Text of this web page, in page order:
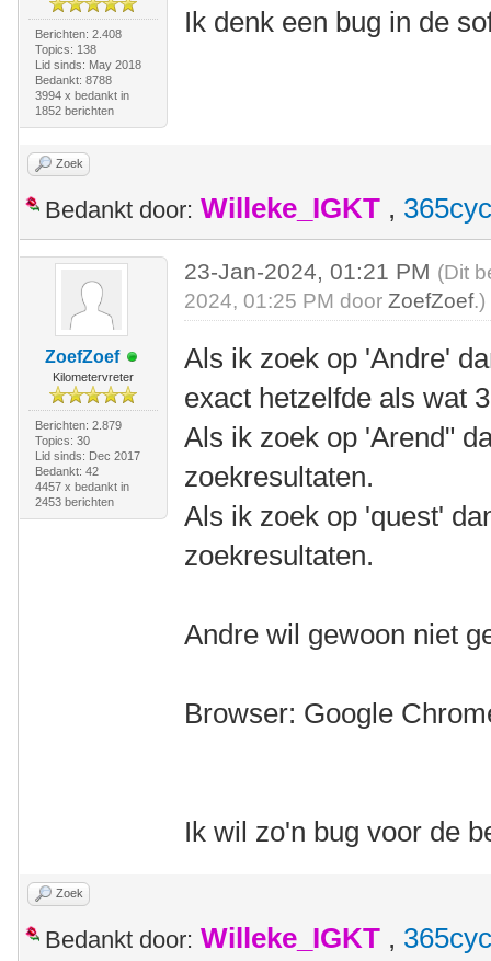
Berichten: 2.408
Topics: 138
Lid sinds: May 2018
Bedankt: 8788
3994 x bedankt in
1852 berichten
Ik denk een bug in de
Zoek
Bedankt door: Willeke_IGKT ,
ZoefZoef
Kilometervreter
Berichten: 2.879
Topics: 30
Lid sinds: Dec 2017
Bedankt: 42
4457 x bedankt in
2453 berichten
23-Jan-2024, 01:21 PM (Dit
2024, 01:25 PM doorZoefZoef.)
Als ik zoek op 'Andre'
exact hetzelfde als wat
Als ik zoek op 'Arend"
zoekresultaten.
Als ik zoek op 'quest'
zoekresultaten.
Andre wil gewoon niet
Browser: Google
Ik wil zo'n bug voor de
Zoek
Bedankt door: Willeke_IGKT ,